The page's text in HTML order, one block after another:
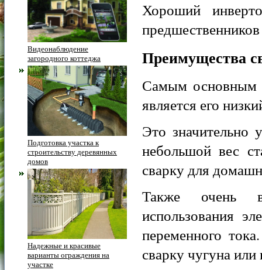
Видеонаблюдение
загородного коттеджа
Подготовка участка к
строительству деревянных
домов
Надежные и красивые
варианты ограждения на
участке
Хороший
Преимущества
Самым основным
является его
Это значительно
небольшой вес
сварку для
Также очень
использования
переменного
сварку чугуна или